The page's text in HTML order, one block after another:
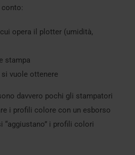
opera il plotter (umidità,
stampa
vuole ottenere
davvero pochi gli stampatori
i profili colore con un esborso
i profili colori